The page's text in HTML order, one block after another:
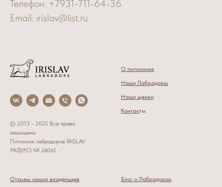
Телефон: +7931-711-64-36
Email: irislav@list.ru
© 2013 - 2025 Все права
защищены
Питомник лабрадоров IRISLAV
РКФ/FCI № 24061
О питомнике
Наши Лабрадоры
Наши щенки
Контакты
Отзывы наших владельцев
Блог о Лабрадорах